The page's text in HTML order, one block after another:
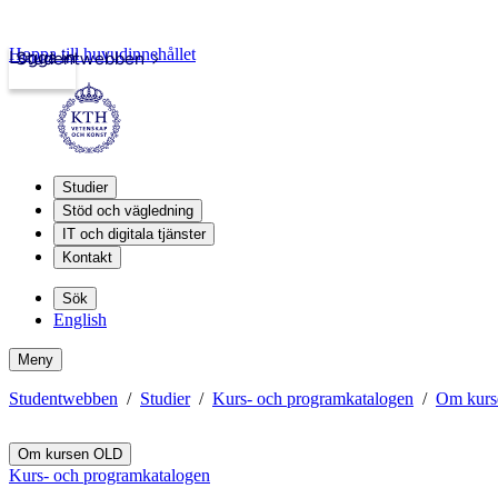
Studentwebben
Logga in
Hoppa till huvudinnehållet
Studier
Stöd och vägledning
IT och digitala tjänster
Kontakt
Sök
English
Meny
Studentwebben Studier Kurs- och programkatalogen Om
Om kursen OLD
Kurs- och programkatalogen